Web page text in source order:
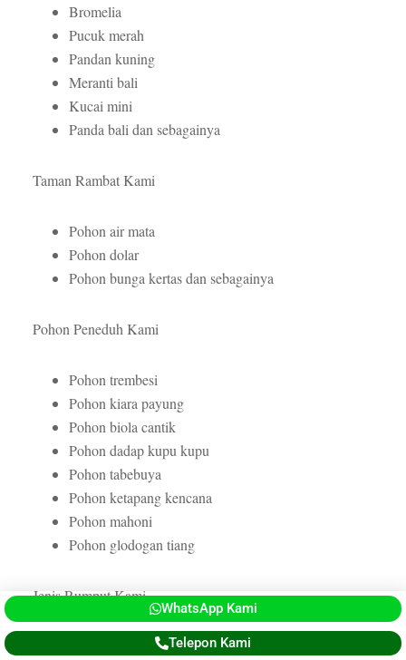
Bromelia
Pucuk merah
Pandan kuning
Meranti bali
Kucai mini
Panda bali dan sebagainya
Taman Rambat Kami
Pohon air mata
Pohon dolar
Pohon bunga kertas dan sebagainya
Pohon Peneduh Kami
Pohon trembesi
Pohon kiara payung
Pohon biola cantik
Pohon dadap kupu kupu
Pohon tabebuya
Pohon ketapang kencana
Pohon mahoni
Pohon glodogan tiang
Jenis Rumput Kami
WhatsApp Kami
Telepon Kami